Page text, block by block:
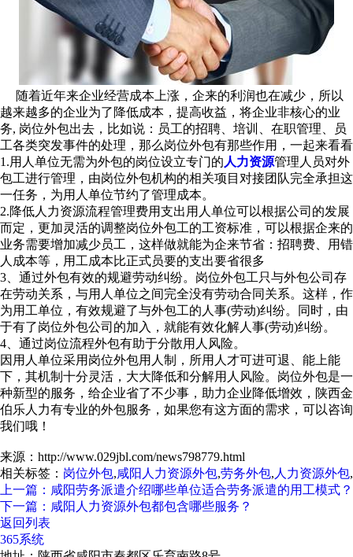
随着近年来企业经营成本上涨，企来的利润也在减少，所以
越来越多的企业为了降低成本，提高收益，将企业非核心的业
务, 岗位外包出去，比如说：员工的招聘、培训、在职管理、员
工各类突发事件的处理，那么岗位外包有那些作用，一起来看看
1.用人单位无需为外包的岗位设立专门的 人力资源管理人员对外
包工进行管理，由岗位外包机构的相关项目对接团队完全承担这
一任务，为用人单位节约了管理成本。
2.降低人力资源流程管理费用支出用人单位可以根据公司的发展
而定，更加灵活的调整岗位外包工的工资标准，可以根据企来的
业务需要增加减少员工，这样做就能为企来节省：招聘费、用错
人成本等，用工成本比正式员要的支出要省很多
3、通过外包有效的规避劳动纠纷。岗位外包工只与外包公司存
在劳动关系，与用人单位之间完全没有劳动合同关系。这样，作
为用工单位，有效规避了与外包工的人事(劳动)纠纷。同时，由
于有了岗位外包公司的加入，就能有效化解人事(劳动)纠纷。
4、通过岗位流程外包有助于分散用人风险。
因用人单位采用岗位外包用人制，所用人才可进可退、能上能
下，其机制十分灵活，大大降低和分解用人风险。岗位外包是一
种新型的服务，给企业省了不少事，助力企业降低增效，陕西金
伯乐人力有专业的外包服务，如果您有这方面的需求，可以咨询
我们哦！
来源：http://www.029jbl.com/news798779.html
相关标签： 岗位外包,咸阳人力资源外包,劳务外包, 人力资源外包,
上一篇：咸阳劳务派遣介绍哪些单位适合劳务派遣的用工模式？
下一篇：咸阳人力资源外包都包含哪些服务？
返回列表
365系统